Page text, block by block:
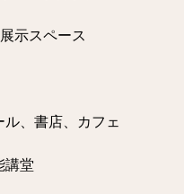
示スペース
、書店、カフェ
講堂